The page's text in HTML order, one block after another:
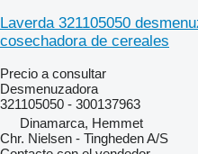
Laverda 321105050
cosechadora de cereales
Precio a consultar
Desmenuzadora
321105050 - 300137963
Dinamarca, Hemmet
Chr. Nielsen - Tingheden A/S